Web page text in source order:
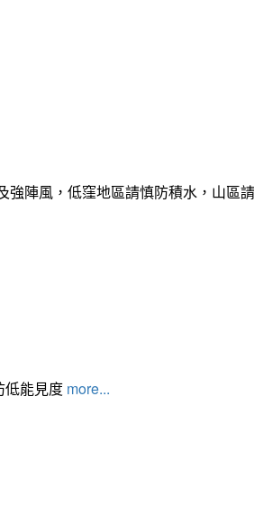
陣風，低窪地區請慎防積水，山區
低能見度 more...